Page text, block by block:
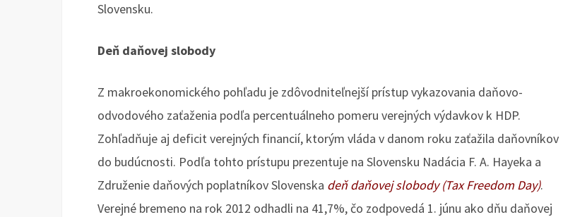
Slovensku.
Deň daňovej slobody
Z makroekonomického pohľadu je zdôvodniteľnejší prístup vykazovania daňovo-
odvodového zaťaženia podľa percentuálneho pomeru verejných výdavkov k HDP.
Zohľadňuje aj deficit verejných financií, ktorým vláda v danom roku zaťažila daňovníkov
do budúcnosti. Podľa tohto prístupu prezentuje na Slovensku Nadácia F. A. Hayeka a
Združenie daňových poplatníkov Slovenska deň daňovej slobody (Tax Freedom Day).
Verejné bremeno na rok 2012 odhadli na 41,7%, čo zodpovedá 1. júnu ako dňu daňovej